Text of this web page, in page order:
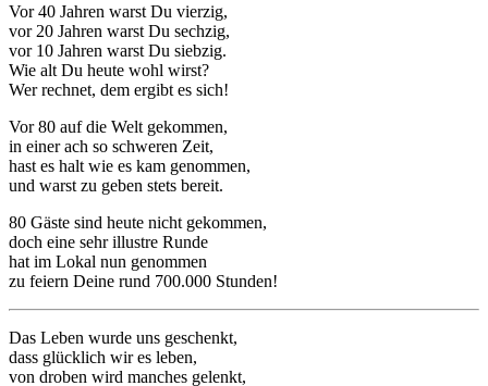
Vor 40 Jahren warst Du vierzig,
vor 20 Jahren warst Du sechzig,
vor 10 Jahren warst Du siebzig.
Wie alt Du heute wohl wirst?
Wer rechnet, dem ergibt es sich!
Vor 80 auf die Welt gekommen,
in einer ach so schweren Zeit,
hast es halt wie es kam genommen,
und warst zu geben stets bereit.
80 Gäste sind heute nicht gekommen,
doch eine sehr illustre Runde
hat im Lokal nun genommen
zu feiern Deine rund 700.000 Stunden!
Das Leben wurde uns geschenkt,
dass glücklich wir es leben,
von droben wird manches gelenkt,